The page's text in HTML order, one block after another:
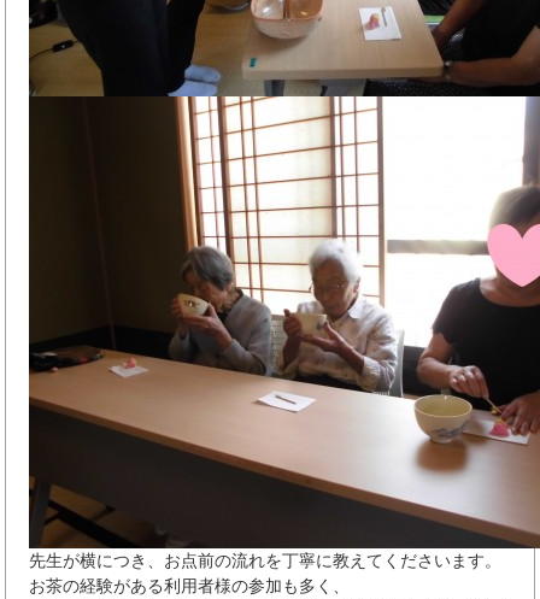
先生が横につき、お点前の流れを丁寧に教えてくださいます。
お茶の経験がある利用者様の参加も多く、